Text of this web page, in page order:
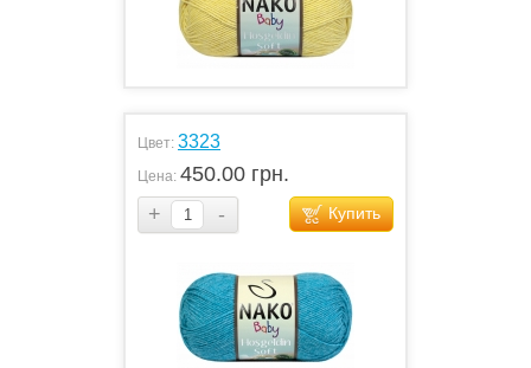
Цвет: 3323
Цена: 450.00 грн.
+
- Купить